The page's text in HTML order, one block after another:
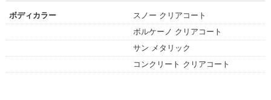
ボディカラー
スノー クリアコート
ボルケーノ クリアコート
サン メタリック
コンクリート クリアコート